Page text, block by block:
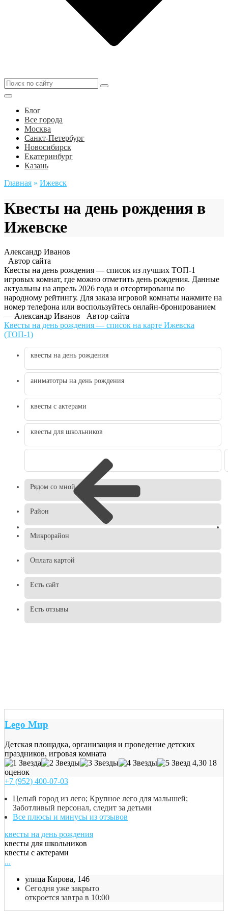
Блог
Все города
Москва
Санкт-Петербург
Новосибирск
Екатеринбург
Казань
Главная » Ижевск
Квесты на день рождения в
Ижевске
Александр Иванов
Автор сайта
Квесты на день рождения — список из лучших ТОП-1
игровых комнат, где можно отметить день рождения. Данные
актуальны на апрель 2026 года и отсортированы по
народному рейтингу. Для заказа игровой комнаты нажмите на
номер телефона или воспользуйтесь онлайн-бронированием
— Александр Иванов Автор сайта
Квесты на день рождения — список на карте Ижевска
(ТОП-1)
квесты на день рождения
аниматотры на день рождения
квесты с актерами
квесты для школьников
Рядом со мной
Район
Микрорайон
Оплата картой
Есть сайт
Есть отзывы
Lego Мир
Детская площадка, организация и проведение детских
праздников, игровая комната
4,30 18
оценок
+7 (952) 400-07-03
Целый город из лего; Крупное лего для малышей;
Заботливый персонал, следит за детьми
Все плюсы и минусы из отзывов
квесты на день рождения
квесты для школьников
квесты с актерами
...
улица Кирова, 146
Сегодня уже закрыто
откроется завтра в 10:00